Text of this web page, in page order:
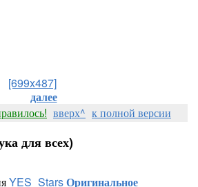
[699x487]
далее
вверх^ к полной версии
для всех)
YES_StarsОригинальное